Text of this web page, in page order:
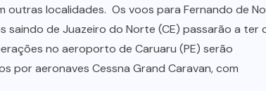
outras localidades. Os voos para Fernando de
saindo de Juazeiro do Norte (CE) passarão a ter
no aeroporto de Caruaru (PE) serão
por aeronaves Cessna Grand Caravan, com